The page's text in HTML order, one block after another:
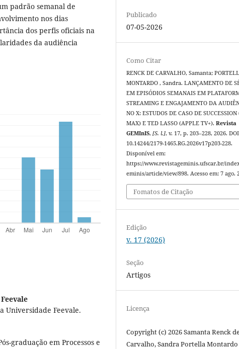
padrão semanal de
nos dias
dos perfis oficiais na
da audiência
Universidade Feevale.
graduação em Processos e
Publicado
07-05-2026
Como Citar
RENCK DE CARVALHO, Samanta;
MONTARDO , Sandra. LANÇAMENTO DE
EM EPISÓDIOS SEMANAIS EM
STREAMING E ENGAJAMENTO DA
NO X: ESTUDOS DE CASO DE
MAX) E TED LASSO (APPLE TV+).Revista
GEMInIS,[S. l.], v. 17, p. 203–228, 2026.
10.14244/2179-1465.RG.2026v17p203-228.
Disponível em:
https://www.revistageminis.ufscar.br/
eminis/article/view/898. Acesso em: 7 ago.
Fomatos de Citação
Edição
v. 17 (2026)
Seção
Artigos
Licença
Copyright (c) 2026 Samanta Renck
Carvalho, Sandra Portella Montardo